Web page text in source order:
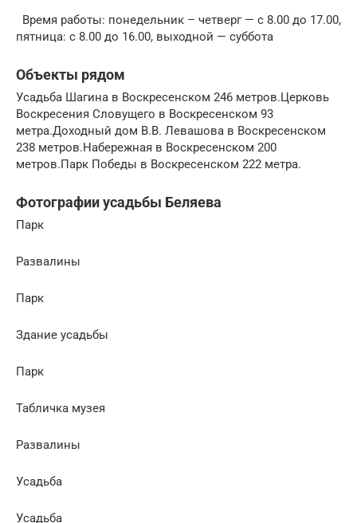
Время работы: понедельник – четверг — с 8.00 до 17.00,
пятница: с 8.00 до 16.00, выходной — суббота
Объекты рядом
Усадьба Шагина в Воскресенском 246 метров.Церковь
Воскресения Словущего в Воскресенском 93
метра.Доходный дом В.В. Левашова в Воскресенском
238 метров.Набережная в Воскресенском 200
метров.Парк Победы в Воскресенском 222 метра.
Фотографии усадьбы Беляева
Парк
Развалины
Парк
Здание усадьбы
Парк
Табличка музея
Развалины
Усадьба
Усадьба